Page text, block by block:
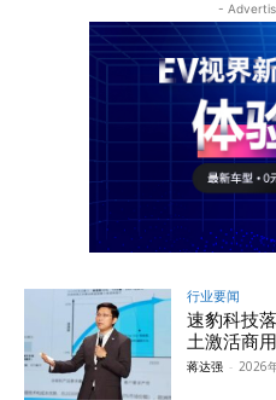
-
行业要闻
速豹科技
土激活商
蒋达强 - 2026